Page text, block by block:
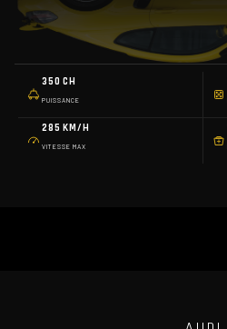
350 CH
PUISSANCE
285 KM/H
VITESSE MAX